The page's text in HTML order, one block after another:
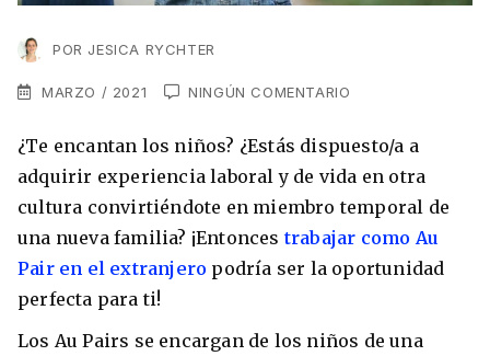
Los países que más innovan en el campo
digital
Romina Guzman 24/11/2021
China
Corea del Sur
Japón
Oceanía
Australia
newsletter
Recibe toda la info que necesitas para
vivir afuera.
POR JESICA RYCHTER
MARZO / 2021 NINGÚN COMENTARIO
¿Te encantan los niños? ¿Estás dispuesto/a a
adquirir experiencia laboral y de vida en otra
cultura convirtiéndote en miembro temporal de
una nueva familia? ¡Entonces trabajar como Au
Pair en el extranjero podría ser la oportunidad
perfecta para ti!
Los Au Pairs se encargan de los niños de una